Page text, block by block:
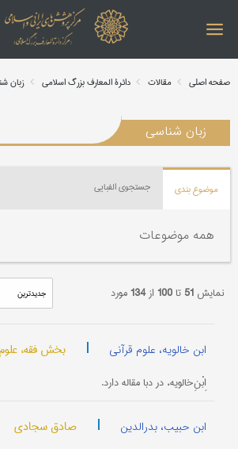
صفحه اصلی مقالات دائرة المعارف بزرگ اسلامی زبان
زبان شناسی
موضوع بندی جستجوی الفبایی
همه موضوعات
نمایش 51 تا100 از134مورد
ابن خالویه، علوم قرآنی | بخش فقه،
اِبْنِ‌خالویه، در دبا مقاله دارد.
ابن حبیب، بدرالدین | صادق سجادی